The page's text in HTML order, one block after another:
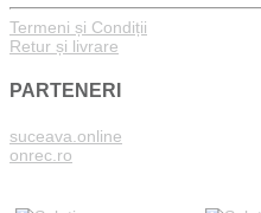
Termeni și Condiții
Retur și livrare
PARTENERI
suceava.online
onrec.ro